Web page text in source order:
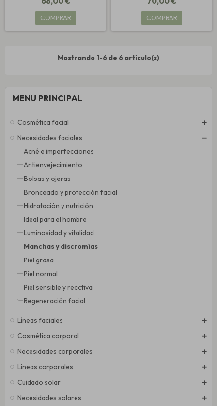
MENU PRINCIPAL
Cosmética facial
Necesidades faciales
Acné e imperfecciones
Antienvejecimiento
Bolsas y ojeras
Bronceado y protección facial
Hidratación y nutrición
Ideal para el hombre
Luminosidad y vitalidad
Manchas y discromías
Piel grasa
Piel normal
Piel sensible y reactiva
Regeneración facial
Líneas faciales
Cosmética corporal
Necesidades corporales
Líneas corporales
Cuidado solar
Necesidades solares
COMPRAR COMPRAR
Mostrando 1-6 de 6 artículo(s)